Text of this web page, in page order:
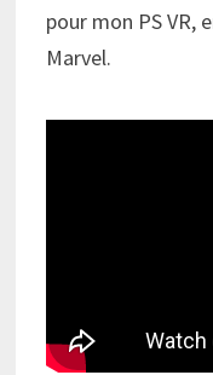
pour mon PS VR,
Marvel.